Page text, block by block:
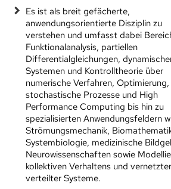
Es ist als breit gefächerte,
anwendungsorientierte Disziplin zu
verstehen und umfasst dabei
Funktionalanalysis, partiellen
Differentialgleichungen,
Systemen und Kontrolltheorie über
numerische Verfahren, Optimierung,
stochastische Prozesse und High
Performance Computing bis hin zu
spezialisierten Anwendungsfeldern
Strömungsmechanik,
Systembiologie, medizinische
Neurowissenschaften sowie
kollektiven Verhaltens und
verteilter Systeme.